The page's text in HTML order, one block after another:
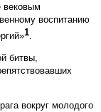
вековым
воспитанию
1.
битвы,
вокруг молодого